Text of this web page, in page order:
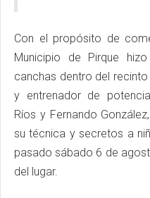
Con el propósito de
Municipio de Pirque
canchas dentro del
y entrenador de
Ríos y Fernando
su técnica y secretos a
pasado sábado 6 de
del lugar.